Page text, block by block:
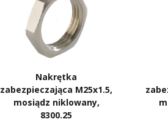
Certyfikat RoHS
Ilość sztuk w
Jednostka
Nakrętka
zabezpieczająca M25x1.5,
mosiądz niklowany,
8300.25